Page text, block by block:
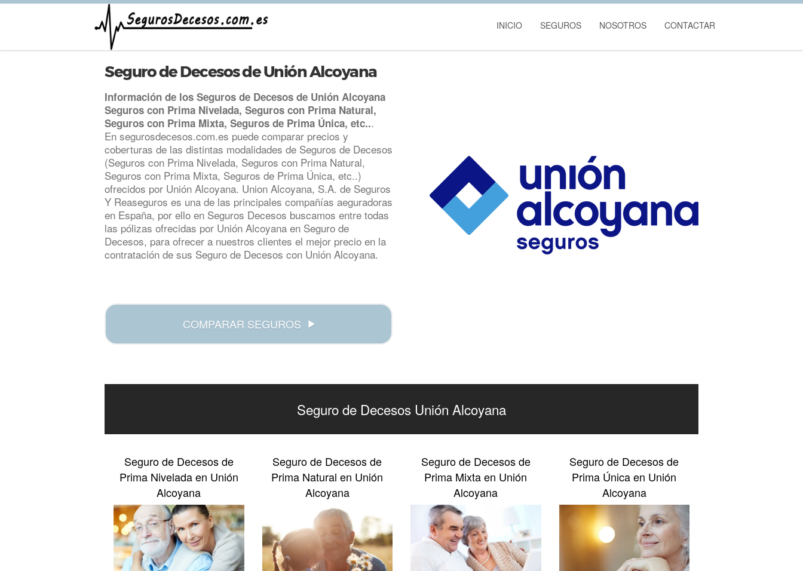
INICIO SEGUROS NOSOTROS CONTACTAR
Seguro de Decesos de Unión Alcoyana
Información de los Seguros de Decesos de Unión Alcoyana
Seguros con Prima Nivelada, Seguros con Prima Natural,
Seguros con Prima Mixta, Seguros de Prima Única, etc...
En segurosdecesos.com.es puede comparar precios y
coberturas de las distintas modalidades de Seguros de Decesos
(Seguros con Prima Nivelada, Seguros con Prima Natural,
Seguros con Prima Mixta, Seguros de Prima Única, etc..)
ofrecidos por Unión Alcoyana. Union Alcoyana, S.A. de Seguros
Y Reaseguros es una de las principales compañías aeguradoras
en España, por ello en Seguros Decesos buscamos entre todas
las pólizas ofrecidas por Unión Alcoyana en Seguro de
Decesos, para ofrecer a nuestros clientes el mejor precio en la
contratación de sus Seguro de Decesos con Unión Alcoyana.
COMPARAR SEGUROS
Seguro de Decesos Unión Alcoyana
Seguro de Decesos de
Prima Nivelada en Unión
Alcoyana
Seguro de Decesos de
Prima Natural en Unión
Alcoyana
Seguro de Decesos de
Prima Mixta en Unión
Alcoyana
Seguro de Decesos de
Prima Única en Unión
Alcoyana